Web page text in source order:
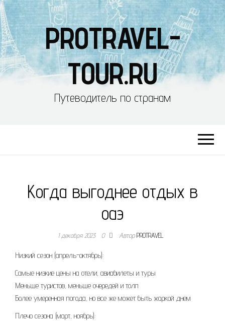
PROTRAVEL-
TOUR.RU
Путеводитель по странам
Когда выгоднее отдых в
оаэ
1 декабря 2023 0 АвторPROTRAVEL
Низкий сезон (апрель-октябрь):
Самые низкие цены на отели, авиабилеты и туры
Меньше туристов, меньше очередей и толп
Более умеренная погода, но все же может быть жаркой днем
Плечо сезона (март, ноябрь):